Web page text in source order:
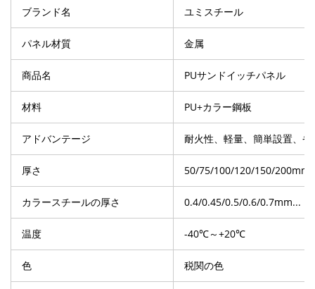
ブランド名 ユミスチール
パネル材質 金属
商品名 PUサンドイッチパネル
材料 PU+カラー鋼板
アドバンテージ 耐火性、軽量、簡単設置、
厚さ 50/75/100/120/150/200mm
カラースチールの厚さ 0.4/0.45/0.5/0.6/0.7mm...
温度 -40℃～+20℃
色 税関の色